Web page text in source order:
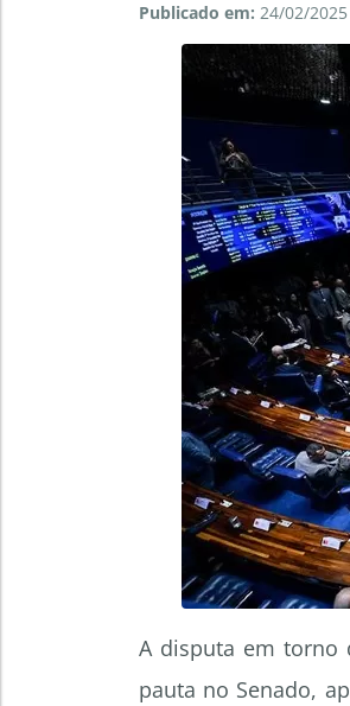
Publicado em: 24/02/
A disputa em torno
pauta no Senado,